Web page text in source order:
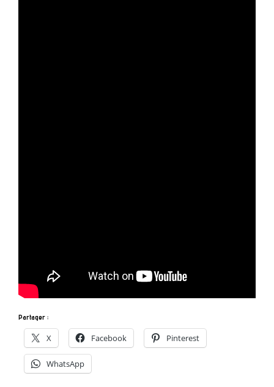
Partager :
X Facebook Pinterest
WhatsApp